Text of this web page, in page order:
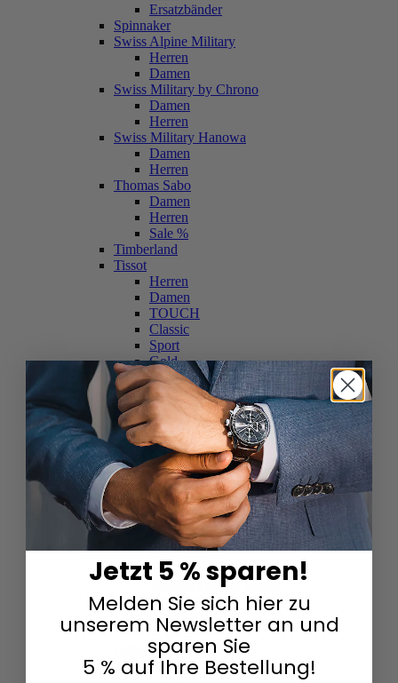
Ersatzbänder
Spinnaker
Swiss Alpine Military
Herren
Damen
Swiss Military by Chrono
Damen
Herren
Swiss Military Hanowa
Damen
Herren
Thomas Sabo
Damen
Herren
Sale %
Timberland
Tissot
Herren
Damen
TOUCH
Classic
Sport
Gold
Chronographen
Tommy Hilfiger
Damen
Herren
Traser H3
Tsar Bomba
TW-Steel
Damen
Herren
ACE
Canteen
CEO Tech
Maverick
Yamaha Factory Racing
CEO Adesso
Automatik
Volante
U-Boat
Damen
Jetzt 5 % sparen!
Melden Sie sich hier zu
unserem Newsletter an und
sparen Sie
5 % auf Ihre Bestellung!